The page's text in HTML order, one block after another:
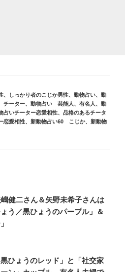
、 しっかり者のこじか男性、 動物占い、 動
チーター、 動物占い 芸能人、有名人 、 動
占いチーター恋愛相性、 品格のあるチータ
恋愛相性、 新動物占い60 こじか、 新動物
健二さん＆矢野未希子さんは
う／黒ひょうのパープル」＆
ひょうのレッド」と「社交家